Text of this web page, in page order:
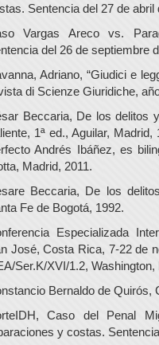
Sentencia del 27 de abril
Vargas Areco vs.
del 26 de septiembre
Adriano, “Giudici e
di Scienze Giuridiche,
Beccaria, De los delitos
1ª ed., Aguilar,
Andrés Ibáñez, es
Madrid, 2011.
Beccaria, De los
Fe de Bogotá, 1992.
Especializada
José, Costa Rica, 7-22 de
Ser.K/XVI/1.2, Washington,
Bernaldo de Quirós,
Caso del Penal
y costas.